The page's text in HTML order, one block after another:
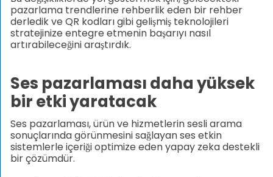
pazarlama trendlerine rehberlik eden bir rehber
derledik ve QR kodları gibi gelişmiş teknolojileri
stratejinize entegre etmenin başarıyı nasıl
artırabileceğini araştırdık.
Ses pazarlaması daha yüksek
bir etki yaratacak
Ses pazarlaması, ürün ve hizmetlerin sesli arama
sonuçlarında görünmesini sağlayan ses etkin
sistemlerle içeriği optimize eden yapay zeka destekli
bir çözümdür.